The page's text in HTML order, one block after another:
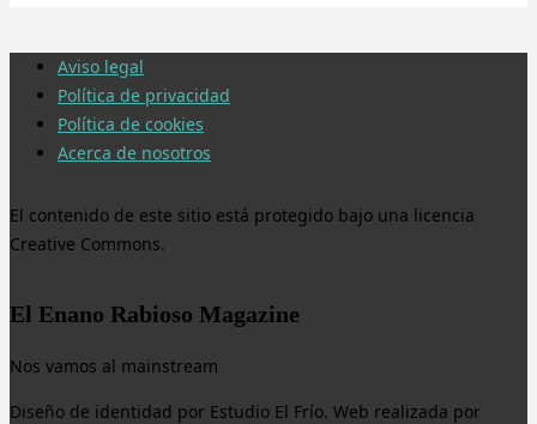
Aviso legal
Política de privacidad
Política de cookies
Acerca de nosotros
El contenido de este sitio está protegido bajo una licencia
Creative Commons.
El Enano Rabioso Magazine
Nos vamos al mainstream
Diseño de identidad por Estudio El Frío. Web realizada por